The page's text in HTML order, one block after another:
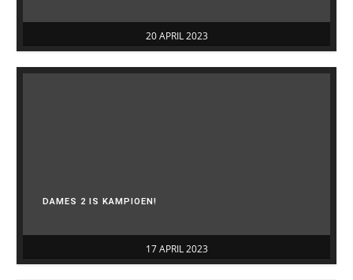
20 APRIL 2023
17 APRIL 2023
DAMES 2 IS KAMPIOEN!